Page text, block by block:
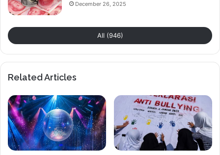
December 26, 2025
All (946)
Related Articles